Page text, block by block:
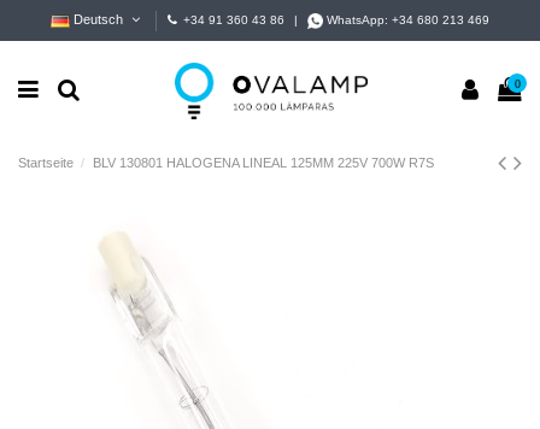
Deutsch +34 91 360 43 86 WhatsApp:+34 680 213 469
0
Startseite BLV 130801 HALOGENA LINEAL 125MM 225V 700W R7S